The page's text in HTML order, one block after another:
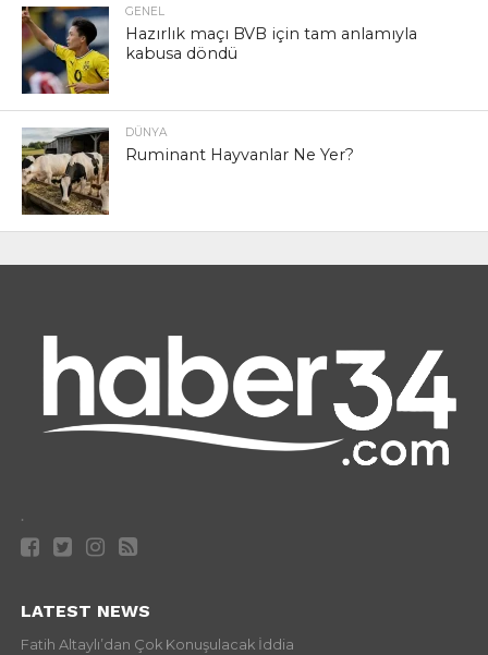
GENEL
Hazırlık maçı BVB için tam anlamıyla
kabusa döndü
DÜNYA
Ruminant Hayvanlar Ne Yer?
.
LATEST NEWS
Fatih Altaylı’dan Çok Konuşulacak İddia